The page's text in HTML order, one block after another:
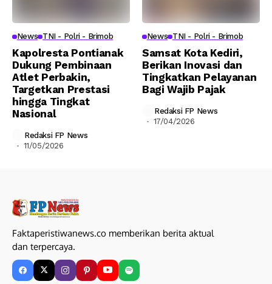
News TNI - Polri - Brimob
Kapolresta Pontianak
Dukung Pembinaan
Atlet Perbakin,
Targetkan Prestasi
hingga Tingkat
Nasional
Redaksi FP News
11/05/2026
News TNI - Polri - Brimob
Samsat Kota Kediri,
Berikan Inovasi dan
Tingkatkan Pelayanan
Bagi Wajib Pajak
Redaksi FP News
17/04/2026
Faktaperistiwanews.co memberikan berita aktual
dan terpercaya.